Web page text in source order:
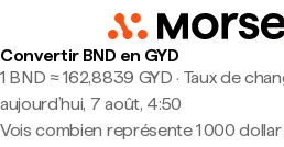
Convertir BND en GYD
1 BND ≈ 162,8839 GYD · Taux de
aujourd’hui, 7 août, 4:50
Vois combien représente 1 000